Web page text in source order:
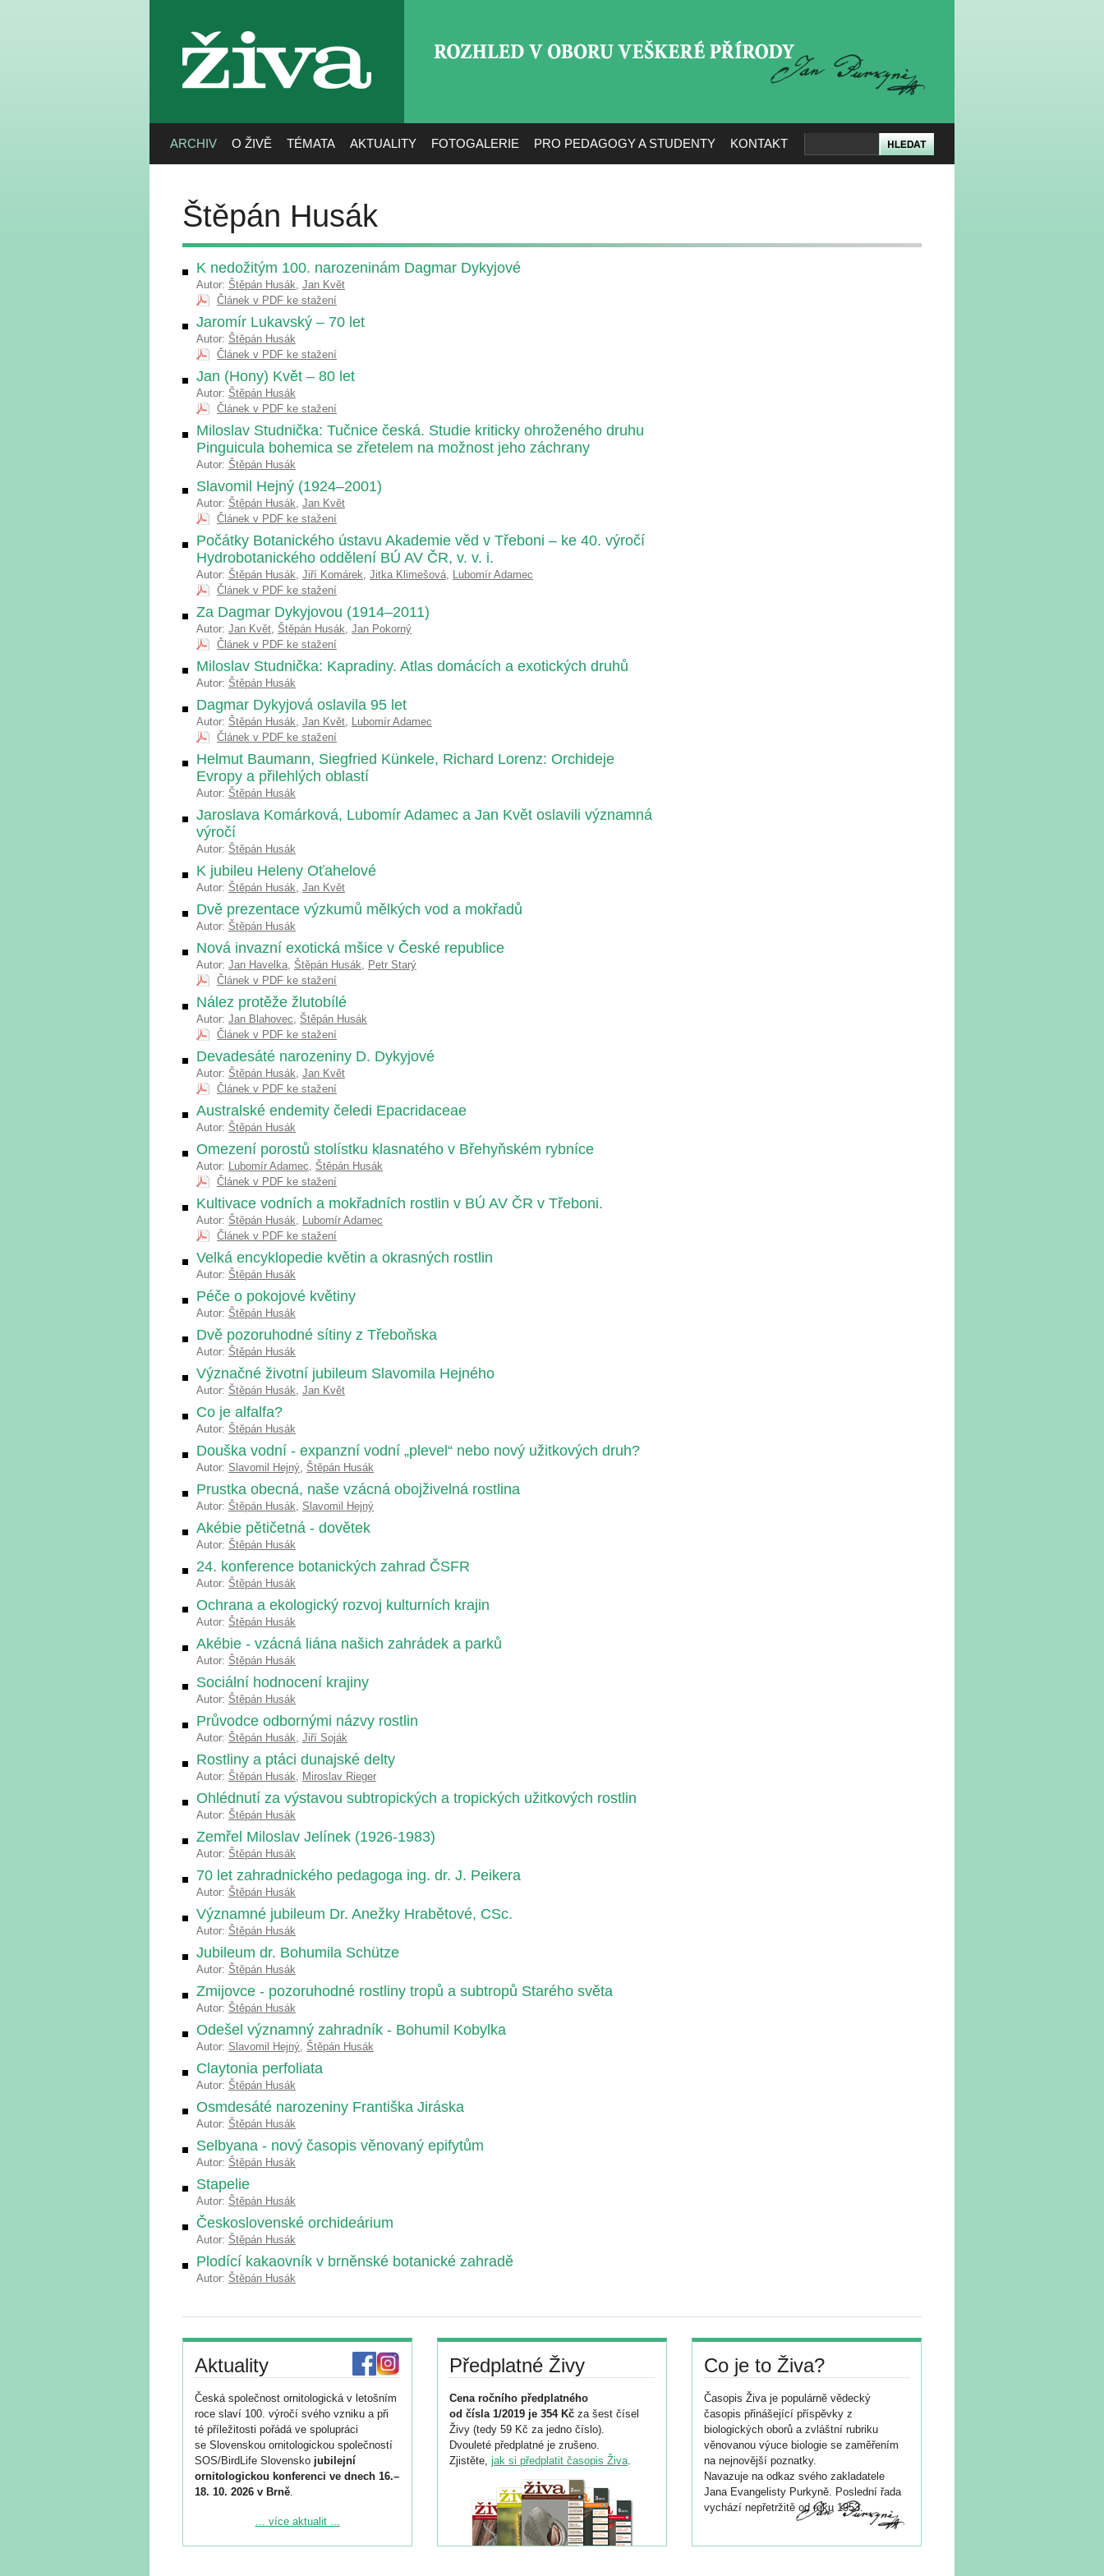
živa
ARCHIV O ŽIVĚ TÉMATA AKTUALITY FOTOGALERIE PRO PEDAGOGY A STUDENTY KONTAKT
Štěpán Husák
K nedožitým 100. narozeninám Dagmar Dykyjové
Autor: Štěpán Husák, Jan Květ
Článek v PDF ke stažení
Jaromír Lukavský – 70 let
Autor: Štěpán Husák
Článek v PDF ke stažení
Jan (Hony) Květ – 80 let
Autor: Štěpán Husák
Článek v PDF ke stažení
Miloslav Studnička: Tučnice česká. Studie kriticky ohroženého druhu
Pinguicula bohemica se zřetelem na možnost jeho záchrany
Autor: Štěpán Husák
Slavomil Hejný (1924–2001)
Autor: Štěpán Husák, Jan Květ
Článek v PDF ke stažení
Počátky Botanického ústavu Akademie věd v Třeboni – ke 40. výročí
Hydrobotanického oddělení BÚ AV ČR, v. v. i.
Autor: Štěpán Husák, Jiří Komárek, Jitka Klimešová, Lubomír Adamec
Článek v PDF ke stažení
Za Dagmar Dykyjovou (1914–2011)
Autor: Jan Květ, Štěpán Husák, Jan Pokorný
Článek v PDF ke stažení
Miloslav Studnička: Kapradiny. Atlas domácích a exotických druhů
Autor: Štěpán Husák
Dagmar Dykyjová oslavila 95 let
Autor: Štěpán Husák, Jan Květ, Lubomír Adamec
Článek v PDF ke stažení
Helmut Baumann, Siegfried Künkele, Richard Lorenz: Orchideje
Evropy a přilehlých oblastí
Autor: Štěpán Husák
Jaroslava Komárková, Lubomír Adamec a Jan Květ oslavili významná
výročí
Autor: Štěpán Husák
K jubileu Heleny Oťahelové
Autor: Štěpán Husák, Jan Květ
Dvě prezentace výzkumů mělkých vod a mokřadů
Autor: Štěpán Husák
Nová invazní exotická mšice v České republice
Autor: Jan Havelka, Štěpán Husák, Petr Starý
Článek v PDF ke stažení
Nález protěže žlutobílé
Autor: Jan Blahovec, Štěpán Husák
Článek v PDF ke stažení
Devadesáté narozeniny D. Dykyjové
Autor: Štěpán Husák, Jan Květ
Článek v PDF ke stažení
Australské endemity čeledi Epacridaceae
Autor: Štěpán Husák
Omezení porostů stolístku klasnatého v Břehyňském rybníce
Autor: Lubomír Adamec, Štěpán Husák
Článek v PDF ke stažení
Kultivace vodních a mokřadních rostlin v BÚ AV ČR v Třeboni.
Autor: Štěpán Husák, Lubomír Adamec
Článek v PDF ke stažení
Velká encyklopedie květin a okrasných rostlin
Autor: Štěpán Husák
Péče o pokojové květiny
Autor: Štěpán Husák
Dvě pozoruhodné sítiny z Třeboňska
Autor: Štěpán Husák
Význačné životní jubileum Slavomila Hejného
Autor: Štěpán Husák, Jan Květ
Co je alfalfa?
Autor: Štěpán Husák
Douška vodní - expanzní vodní „plevel“ nebo nový užitkových druh?
Autor: Slavomil Hejný, Štěpán Husák
Prustka obecná, naše vzácná obojživelná rostlina
Autor: Štěpán Husák, Slavomil Hejný
Akébie pětičetná - dovětek
Autor: Štěpán Husák
24. konference botanických zahrad ČSFR
Autor: Štěpán Husák
Ochrana a ekologický rozvoj kulturních krajin
Autor: Štěpán Husák
Akébie - vzácná liána našich zahrádek a parků
Autor: Štěpán Husák
Sociální hodnocení krajiny
Autor: Štěpán Husák
Průvodce odbornými názvy rostlin
Autor: Štěpán Husák, Jiří Soják
Rostliny a ptáci dunajské delty
Autor: Štěpán Husák, Miroslav Rieger
Ohlédnutí za výstavou subtropických a tropických užitkových rostlin
Autor: Štěpán Husák
Zemřel Miloslav Jelínek (1926-1983)
Autor: Štěpán Husák
70 let zahradnického pedagoga ing. dr. J. Peikera
Autor: Štěpán Husák
Významné jubileum Dr. Anežky Hrabětové, CSc.
Autor: Štěpán Husák
Jubileum dr. Bohumila Schütze
Autor: Štěpán Husák
Zmijovce - pozoruhodné rostliny tropů a subtropů Starého světa
Autor: Štěpán Husák
Odešel významný zahradník - Bohumil Kobylka
Autor: Slavomil Hejný, Štěpán Husák
Claytonia perfoliata
Autor: Štěpán Husák
Osmdesáté narozeniny Františka Jiráska
Autor: Štěpán Husák
Selbyana - nový časopis věnovaný epifytům
Autor: Štěpán Husák
Stapelie
Autor: Štěpán Husák
Československé orchideárium
Autor: Štěpán Husák
Plodící kakaovník v brněnské botanické zahradě
Autor: Štěpán Husák
Aktuality
Česká společnost ornitologická v letošním
roce slaví 100. výročí svého vzniku a při
té příležitosti pořádá ve spolupráci
se Slovenskou ornitologickou společností
SOS/BirdLife Slovensko jubilejní
ornitologickou konferenci ve dnech 16.–
18. 10. 2026 v Brně.
Podrobnější informace ke konferenci
... více aktualit ...
Předplatné Živy
Cena ročního předplatného
od čísla 1/2019 je 354 Kč za šest čísel
Živy (tedy 59 Kč za jedno číslo).
Dvouleté předplatné je zrušeno.
Zjistěte, jak si předplatit časopis Živa.
Co je to Živa?
Časopis Živa je populárně vědecký
časopis přinášející příspěvky z
biologických oborů a zvláštní rubriku
věnovanou výuce biologie se zaměřením
na nejnovější poznatky.
Navazuje na odkaz svého zakladatele
Jana Evangelisty Purkyně. Poslední řada
vychází nepřetržitě od roku 1953.